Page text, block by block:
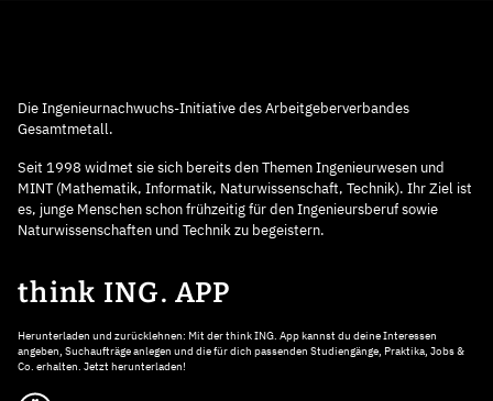
Die Ingenieurnachwuchs-Initiative des Arbeitgeberverbandes
Gesamtmetall.
Seit 1998 widmet sie sich bereits den Themen Ingenieurwesen und
MINT (Mathematik, Informatik, Naturwissenschaft, Technik). Ihr Ziel ist
es, junge Menschen schon frühzeitig für den Ingenieursberuf sowie
Naturwissenschaften und Technik zu begeistern.
think ING. APP
Herunterladen und zurücklehnen: Mit der think ING. App kannst du deine Interessen
angeben, Suchaufträge anlegen und die für dich passenden Studiengänge, Praktika, Jobs &
Co. erhalten. Jetzt herunterladen!